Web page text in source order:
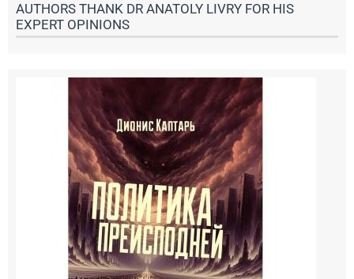
AUTHORS THANK DR ANATOLY LIVRY FOR HIS
EXPERT OPINIONS